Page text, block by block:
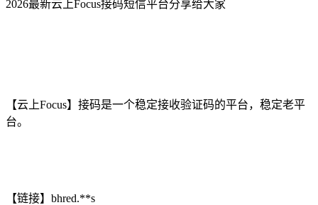
2026最新云上Focus接码短信平台分享给大家
【云上Focus】接码是一个稳定接收验证码的平台，稳定老平
台。
【链接】bhred.**s